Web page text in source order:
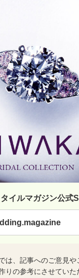
イルマガジン公式
は、記事へのご意見や
りの参考にさせていた